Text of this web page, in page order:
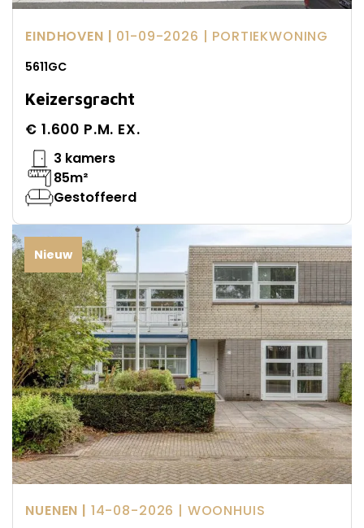
EINDHOVEN | 01-09-2026 | PORTIEKWONING
5611GC
Keizersgracht
€ 1.600 P.M. EX.
3 kamers
85m²
Gestoffeerd
Nieuw
NUENEN | 14-08-2026 | WOONHUIS